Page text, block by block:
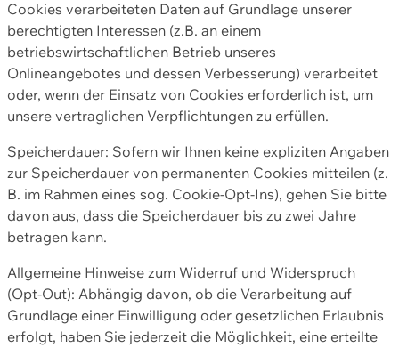
Cookies verarbeiteten Daten auf Grundlage unserer
berechtigten Interessen (z.B. an einem
betriebswirtschaftlichen Betrieb unseres
Onlineangebotes und dessen Verbesserung) verarbeitet
oder, wenn der Einsatz von Cookies erforderlich ist, um
unsere vertraglichen Verpflichtungen zu erfüllen.
Speicherdauer: Sofern wir Ihnen keine expliziten Angaben
zur Speicherdauer von permanenten Cookies mitteilen (z.
B. im Rahmen eines sog. Cookie-Opt-Ins), gehen Sie bitte
davon aus, dass die Speicherdauer bis zu zwei Jahre
betragen kann.
Allgemeine Hinweise zum Widerruf und Widerspruch
(Opt-Out): Abhängig davon, ob die Verarbeitung auf
Grundlage einer Einwilligung oder gesetzlichen Erlaubnis
erfolgt, haben Sie jederzeit die Möglichkeit, eine erteilte